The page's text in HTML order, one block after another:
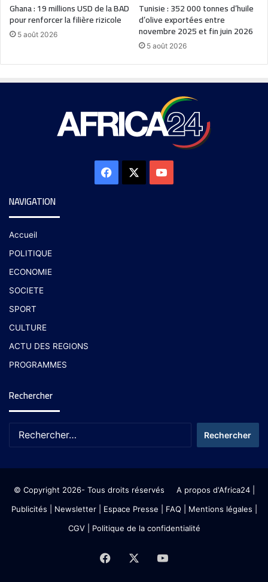
Ghana : 19 millions USD de la BAD
pour renforcer la filière rizicole
5 août 2026
Tunisie : 352 000 tonnes d’huile
d’olive exportées entre
novembre 2025 et fin juin 2026
5 août 2026
NAVIGATION
Accueil
POLITIQUE
ECONOMIE
SOCIETE
SPORT
CULTURE
ACTU DES REGIONS
PROGRAMMES
Rechercher
© Copyright 2026- Tous droits réservés A propos d'Africa24|
Publicités
Newsletter| Espace Presse | FAQ | Mentions légales
CGV| Politique de la confidentialité